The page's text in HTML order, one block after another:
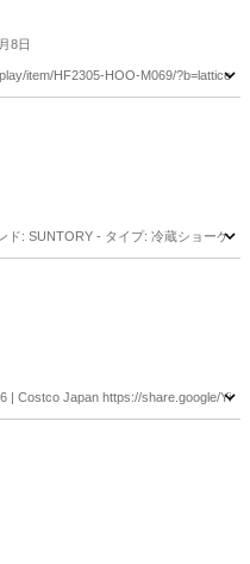
8日
item/HF2305-HOO-M069/
電
: SUNTORY - タイプ: 冷蔵ショーケ
電
| Costco Japan https://share.google/